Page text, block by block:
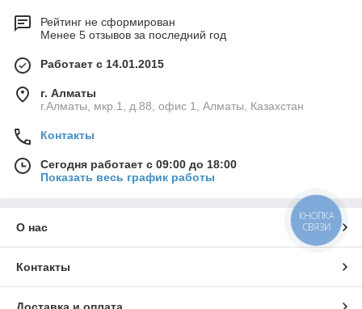
Рейтинг не сформирован
Менее 5 отзывов за последний год
Работает с 14.01.2015
г. Алматы
г.Алматы, мкр.1, д.88, офис 1, Алматы, Казахстан
Контакты
Сегодня работает с 09:00 до 18:00
Показать весь график работы
О нас
Контакты
КНОПКА
СВЯЗИ